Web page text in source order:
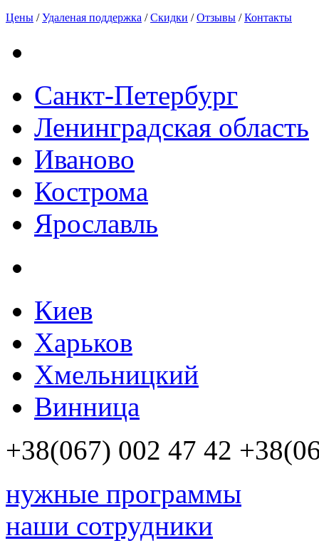
Цены /Удаленая поддержка /Скидки /Отзывы /Контакты
Санкт-Петербург
Ленинградская область
Иваново
Кострома
Ярославль
Киев
Харьков
Хмельницкий
Винница
+38(067) 002 47 42
нужные программы
наши сотрудники